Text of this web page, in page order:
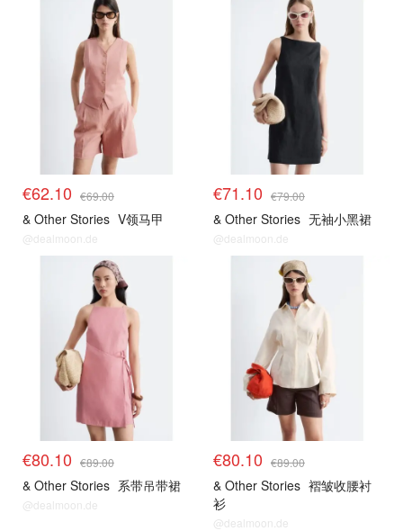
€62.10 €69.00
& Other Stories V领马甲
@dealmoon.de
€71.10 €79.00
& Other Stories 无袖小黑裙
@dealmoon.de
€80.10 €89.00
& Other Stories 系带吊带裙
@dealmoon.de
€80.10 €89.00
& Other Stories 褶皱收腰衬
衫
@dealmoon.de